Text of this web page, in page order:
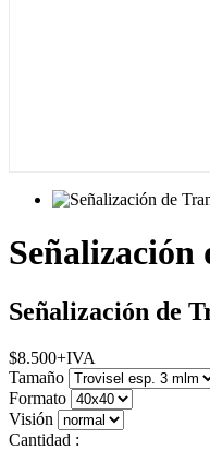
Señalización de
$8.500+IVA
Tamaño
Formato
Visión
Cantidad :